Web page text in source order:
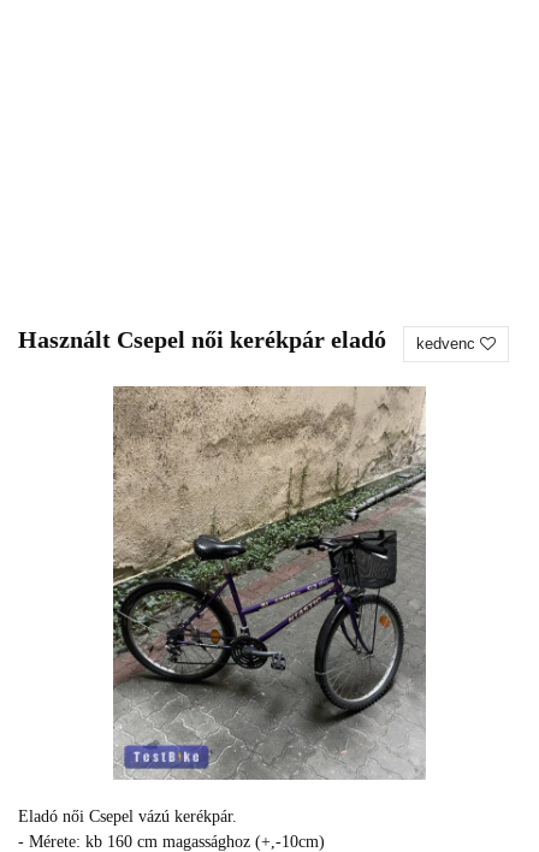
Használt Csepel női kerékpár eladó kedvenc
Eladó női Csepel vázú kerékpár.
- Mérete: kb 160 cm magassághoz (+,-10cm)